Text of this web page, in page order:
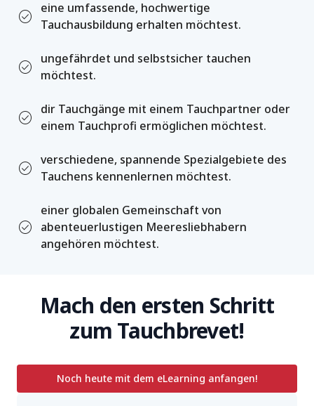
check_circle
eine umfassende, hochwertige
Tauchausbildung erhalten möchtest.
check_circle
ungefährdet und selbstsicher tauchen
möchtest.
check_circle
dir Tauchgänge mit einem Tauchpartner oder
einem Tauchprofi ermöglichen möchtest.
check_circle verschiedene, spannende Spezialgebiete des
Tauchens kennenlernen möchtest.
check_circle
einer globalen Gemeinschaft von
abenteuerlustigen Meeresliebhabern
angehören möchtest.
Mach den ersten Schritt
zum Tauchbrevet!
Noch heute mit dem eLearning anfangen!